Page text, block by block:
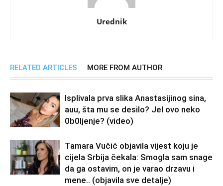
Urednik
RELATED ARTICLES MORE FROM AUTHOR
Isplivala prva slika Anastasijinog sina,
auu, šta mu se desilo? Jel ovo neko
0b0Ijenje? (video)
Tamara Vučić objavila vijest koju je
cijela Srbija čekala: Smogla sam snage
da ga ostavim, on je varao drzavu i
mene.. (objavila sve detalje)